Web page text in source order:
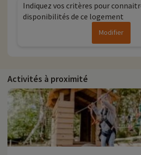
Indiquez vos critères pour
disponibilités de ce logement
Modifier
Activités à proximité